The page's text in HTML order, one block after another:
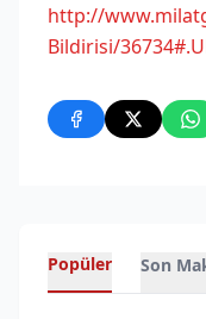
http://
Bildirisi/
Popüler Son